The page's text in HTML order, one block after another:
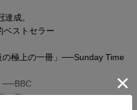
成。
ベストセラー
の極上の一冊」──Sunday Time
──BBC
Times